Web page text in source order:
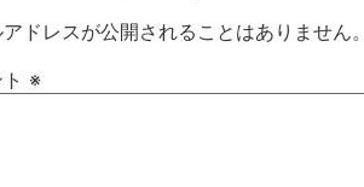
アドレスが公開されることはありません
※